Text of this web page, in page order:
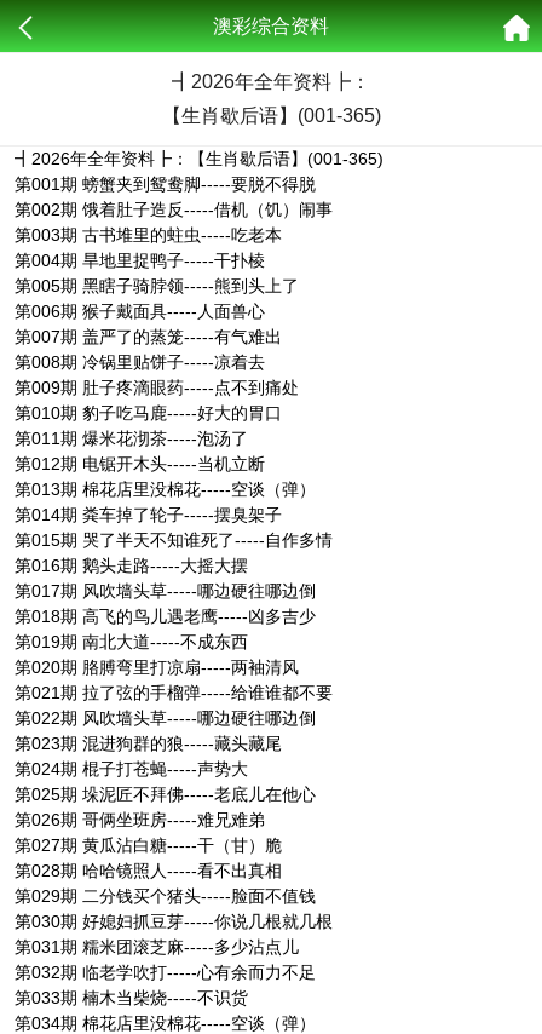
澳彩综合资料
┫ 2026年全年资料┣：
【生肖歇后语】(001-365)
┫2026年全年资料┣：【生肖歇后语】(001-365)
第001期 螃蟹夹到鸳鸯脚-----要脱不得脱
第002期 饿着肚子造反-----借机（饥）闹事
第003期 古书堆里的蛀虫-----吃老本
第004期 旱地里捉鸭子-----干扑棱
第005期 黑瞎子骑脖领-----熊到头上了
第006期 猴子戴面具-----人面兽心
第007期 盖严了的蒸笼-----有气难出
第008期 冷锅里贴饼子-----凉着去
第009期 肚子疼滴眼药-----点不到痛处
第010期 豹子吃马鹿-----好大的胃口
第011期 爆米花沏茶-----泡汤了
第012期 电锯开木头-----当机立断
第013期 棉花店里没棉花-----空谈（弹）
第014期 粪车掉了轮子-----摆臭架子
第015期 哭了半天不知谁死了-----自作多情
第016期 鹅头走路-----大摇大摆
第017期 风吹墙头草-----哪边硬往哪边倒
第018期 高飞的鸟儿遇老鹰-----凶多吉少
第019期 南北大道-----不成东西
第020期 胳膊弯里打凉扇-----两袖清风
第021期 拉了弦的手榴弹-----给谁谁都不要
第022期 风吹墙头草-----哪边硬往哪边倒
第023期 混进狗群的狼-----藏头藏尾
第024期 棍子打苍蝇-----声势大
第025期 垛泥匠不拜佛-----老底儿在他心
第026期 哥俩坐班房-----难兄难弟
第027期 黄瓜沾白糖-----干（甘）脆
第028期 哈哈镜照人-----看不出真相
第029期 二分钱买个猪头-----脸面不值钱
第030期 好媳妇抓豆芽-----你说几根就几根
第031期 糯米团滚芝麻-----多少沾点儿
第032期 临老学吹打-----心有余而力不足
第033期 楠木当柴烧-----不识货
第034期 棉花店里没棉花-----空谈（弹）